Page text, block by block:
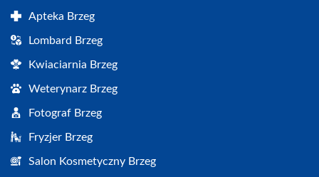
Apteka Brzeg
Lombard Brzeg
Kwiaciarnia Brzeg
Weterynarz Brzeg
Fotograf Brzeg
Fryzjer Brzeg
Salon Kosmetyczny Brzeg